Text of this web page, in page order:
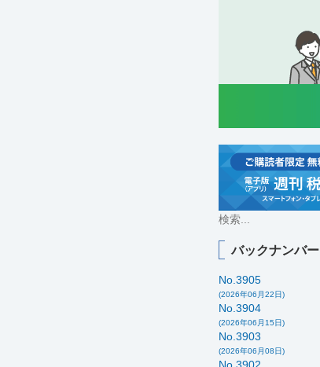
バックナンバー
No.3905
(2026年06月22日)
No.3904
(2026年06月15日)
No.3903
(2026年06月08日)